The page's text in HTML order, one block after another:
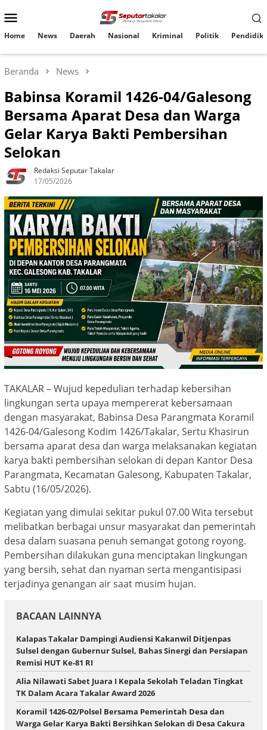
ke
Mobile
Home News Daerah Nasional Kriminal Politik
Beranda News
Babinsa Koramil 1426-04/Galesong
Bersama Aparat Desa dan Warga
Gelar Karya Bakti Pembersihan
Selokan
Redaksi Seputar Takalar
17/05/2026
TAKALAR – Wujud kepedulian terhadap kebersihan
lingkungan serta upaya mempererat kebersamaan
dengan masyarakat, Babinsa Desa Parangmata Koramil
1426-04/Galesong Kodim 1426/Takalar, Sertu Khasirun
bersama aparat desa dan warga melaksanakan kegiatan
karya bakti pembersihan selokan di depan Kantor Desa
Parangmata, Kecamatan Galesong, Kabupaten Takalar,
Sabtu (16/05/2026).
Kegiatan yang dimulai sekitar pukul 07.00 Wita tersebut
melibatkan berbagai unsur masyarakat dan pemerintah
desa dalam suasana penuh semangat gotong royong.
Pembersihan dilakukan guna menciptakan lingkungan
yang bersih, sehat dan nyaman serta mengantisipasi
terjadinya genangan air saat musim hujan.
BACAAN LAINNYA
Kalapas Takalar Dampingi Audiensi Kakanwil Ditjenpas
Sulsel dengan Gubernur Sulsel, Bahas Sinergi dan Persiapan
Remisi HUT Ke-81 RI
Alia Nilawati Sabet Juara I Kepala Sekolah Teladan Tingkat
TK Dalam Acara Takalar Award 2026
Koramil 1426-02/Polsel Bersama Pemerintah Desa dan
Warga Gelar Karya Bakti Bersihkan Selokan di Desa Cakura